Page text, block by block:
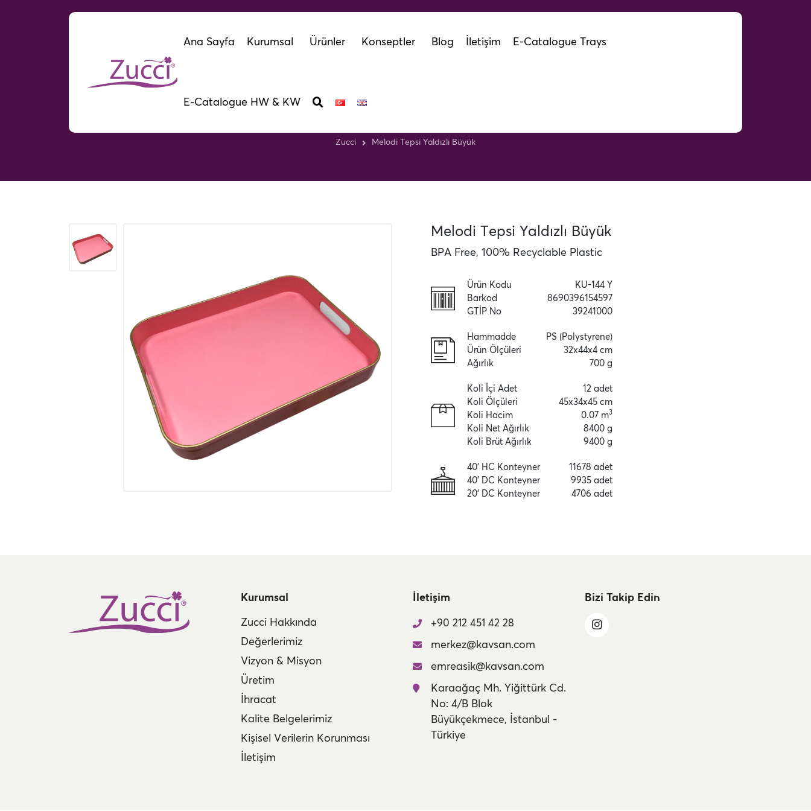
Ana Sayfa Kurumsal Ürünler Konseptler Blog İletişim E-Catalogue Trays
E-Catalogue HW & KWMelodi Tepsi Yaldızlı Büyük
Zucci Melodi Tepsi Yaldızlı Büyük
Melodi Tepsi Yaldızlı Büyük
BPA Free, 100% Recyclable Plastic
Ürün Kodu
Barkod
GTİP No
KU-144 Y
8690396154597
39241000
Hammadde
Ürün Ölçüleri
Ağırlık
PS (Polystyrene)
32x44x4 cm
700 g
Koli İçi Adet
Koli Ölçüleri
Koli Hacim
Koli Net Ağırlık
Koli Brüt Ağırlık
12 adet
45x34x45 cm
0.07 m3
8400 g
9400 g
40' HC Konteyner
40' DC Konteyner
20' DC Konteyner
11678 adet
9935 adet
4706 adet
Kurumsal
Zucci Hakkında
Değerlerimiz
Vizyon & Misyon
Üretim
İhracat
Kalite Belgelerimiz
Kişisel Verilerin Korunması
İletişim
İletişim
+90 212 451 42 28
merkez@kavsan.com
emreasik@kavsan.com
Karaağaç Mh. Yiğittürk Cd.
No: 4/B Blok
Büyükçekmece, İstanbul -
Türkiye
Bizi Takip Edin